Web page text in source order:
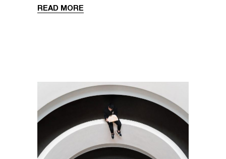
READ MORE